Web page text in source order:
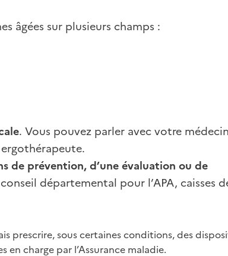
âgées sur plusieurs champs :
. Vous pouvez parler avec votre
de prévention, d’une évaluation ou de
départemental pour l’APA, caisses
prescrire, sous certaines conditions, des
charge par l’Assurance maladie.